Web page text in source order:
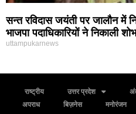
सन्त रविदास जयंती पर जालौन में
भाजपा पदाधिकारियों ने निकाली
uttampukarnews
राष्ट्रीय उत्तर प्रदेश
अपराध
बिज़नेस मनोरंजन